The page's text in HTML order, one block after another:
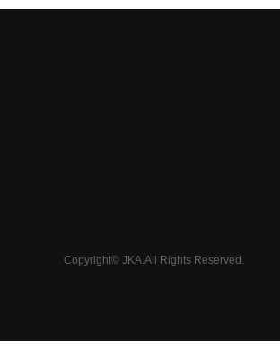
Copyright© JKA.All Rights Reserved.